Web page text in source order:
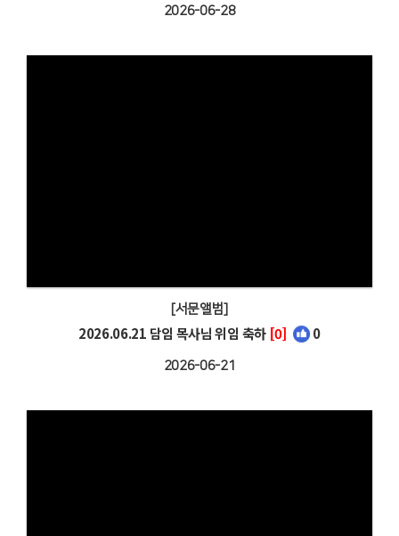
2026-06-28
[서문앨범]
2026.06.21 담임 목사님 위임 축하 [0] 0
2026-06-21